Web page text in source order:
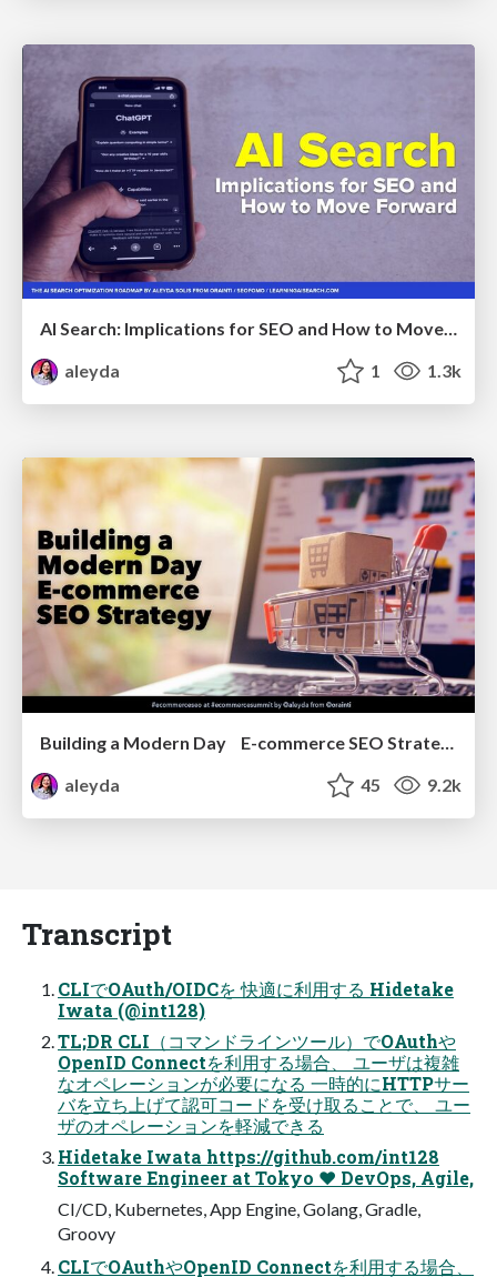
AI Search: Implications for SEO and How to Move Forward - #ShenzhenSEOConference
aleyda
1 1.3k
aleyda
45 9.2k
Transcript
CLIでOAuth/OIDCを 快適に利用する Hidetake
Iwata (@int128)
TL;DR CLI（コマンドラインツール）でOAuthや
OpenID Connectを利用する場合、 ユーザは複雑
なオペレーションが必要になる 一時的にHTTPサー
バを立ち上げて認可コードを受け取ることで、 ユー
ザのオペレーションを軽減できる
Hidetake Iwata https://github.com/int128
Software Engineer at Tokyo ❤ DevOps, Agile,
CI/CD, Kubernetes, App Engine, Golang, Gradle,
Groovy
CLIでOAuthやOpenID Connectを利用する場合、